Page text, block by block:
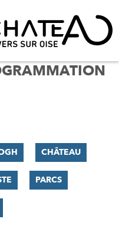
CHÂTEAU
PARCS